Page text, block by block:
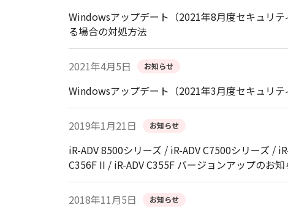
Windowsアップデート（2021年8月度セキュリ
る場合の対処方法
2021年4月5日 お知らせ
Windowsアップデート（2021年3月度セキュリ
2019年1月21日 お知らせ
iR-ADV 8500シリーズ / iR-ADV C7500シリーズ /
C356F II / iR-ADV C355F バージョンアップのお知
2018年11月5日 お知らせ